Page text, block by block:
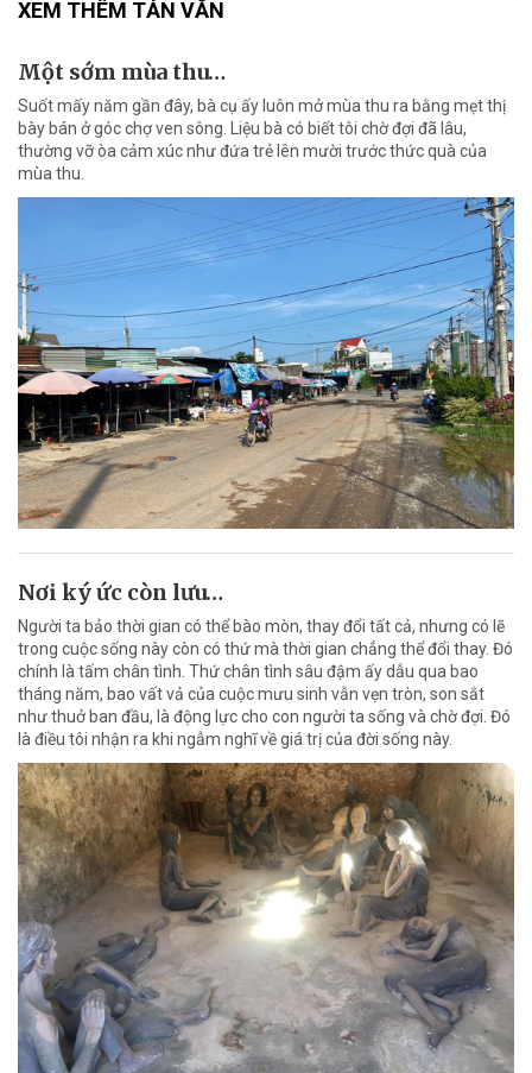
XEM THÊM TẢN VĂN
Một sớm mùa thu…
Suốt mấy năm gần đây, bà cụ ấy luôn mở mùa thu ra bằng mẹt thị
bày bán ở góc chợ ven sông. Liệu bà có biết tôi chờ đợi đã lâu,
thường vỡ òa cảm xúc như đứa trẻ lên mười trước thức quà của
mùa thu.
Nơi ký ức còn lưu…
Người ta bảo thời gian có thể bào mòn, thay đổi tất cả, nhưng có lẽ
trong cuộc sống này còn có thứ mà thời gian chẳng thể đổi thay. Đó
chính là tấm chân tình. Thứ chân tình sâu đậm ấy dẫu qua bao
tháng năm, bao vất vả của cuộc mưu sinh vẫn vẹn tròn, son sắt
như thuở ban đầu, là động lực cho con người ta sống và chờ đợi. Đó
là điều tôi nhận ra khi ngẫm nghĩ về giá trị của đời sống này.